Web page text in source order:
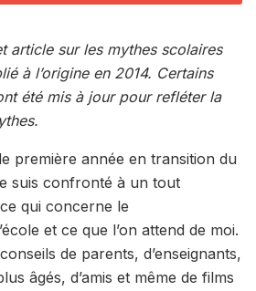
article sur les mythes scolaires
à l’origine en 2014. Certains
été mis à jour pour refléter la
première année en transition du
suis confronté à un tout
qui concerne le
et ce que l’on attend de moi.
de parents, d’enseignants,
âgés, d’amis et même de films